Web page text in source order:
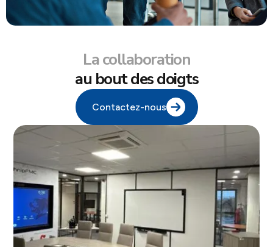
La collaboration
au bout des doigts
Contactez-nous